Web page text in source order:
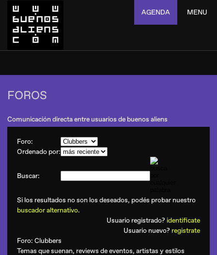
AGENDA MENU
FOROS
Comunicación directa entre usuarios de buenos aliens
Foro:
Ordenado por:
Buscar:
Si los resultados no son los deseados, podés probar nuestro
buscador alternativo.
Usuario registrado? identificate
Usuario nuevo? registrate
Foro: Clubbers
Temas que suenan, reviews de eventos, artistas y estilos